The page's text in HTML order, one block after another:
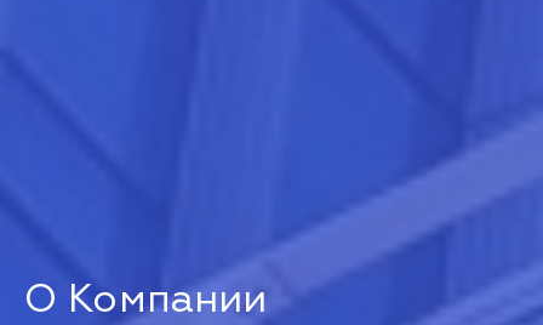
О Компании